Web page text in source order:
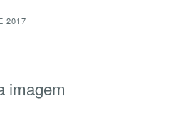
2017
imagem